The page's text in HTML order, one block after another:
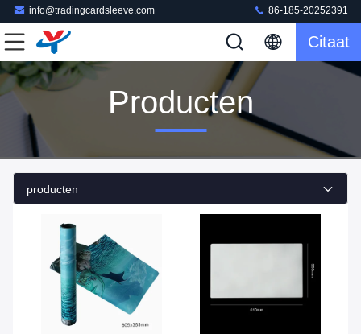
info@tradingcardsleeve.com 86-185-20252391
Citaat
Producten
producten